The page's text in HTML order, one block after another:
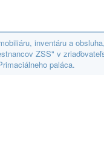
inventáru a
ZSS" v
paláca.